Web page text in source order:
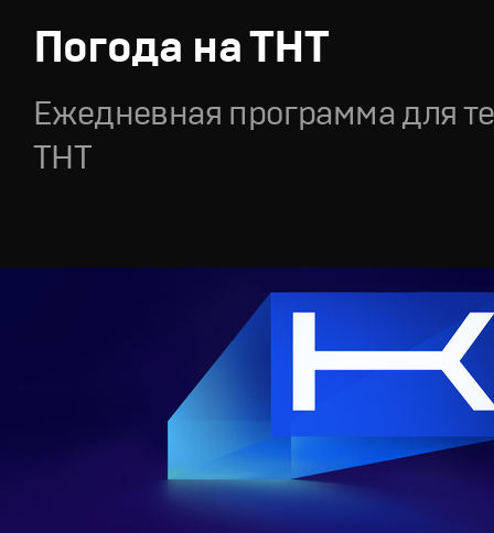
Погода на ТНТ
Ежедневная программа для
ТНТ